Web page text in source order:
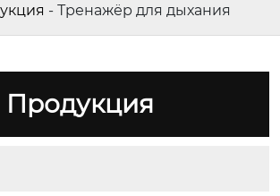
- Тренажёр для дыхания
Продукция